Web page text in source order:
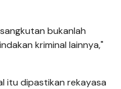
bukanlah
kriminal lainnya,"
itu dipastikan rekayasa